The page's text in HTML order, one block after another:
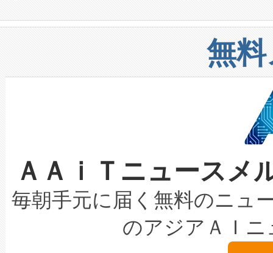
構造化トレーニングカリキュ
上げおよび商用化段階におけ
設備整備および立ち上げ調整
加組織は、Enzeneのバイオ
選定された製品について、自
取得できる可能性もあります
設には、3億～4億ドルかか
最高経営責任者（CEO）であ
す。「当社のfully-connected
ームを利用すれば、6,000万
安全性を追跡し、確保する事
増加しているデータセンター
る電力網に大きな負担をかけ
事業者の負担軽減という課題
系統連系を迅速にし、ピーク
限を超えて利用可能な電力容
持できるよう貢献します。こ
ービスレベル契約（SLA）違
テリー性能の劣化によるダウ
念は、現在データセンターが
や穀物倉庫におけるバルク材
リューション「Avia 2」を発
したAvia 2は、1,000メート
狭視野のFOVを切り替えるこ
ケーブル、枝などの細かな対
なレーザースポットにより、
な環境下でも豊かなディテー
キロメートル範囲を検出
LiDAR for Inspections,
は1535 nmレーザーを搭載。
無
ＡＡｉＴニュース
毎朝手元に届く無料のニュ
のアジアＡＩ